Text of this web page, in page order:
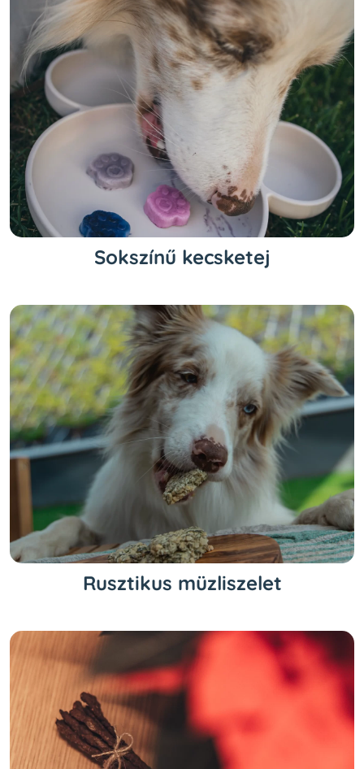
Sokszínű kecsketej
Rusztikus müzliszelet